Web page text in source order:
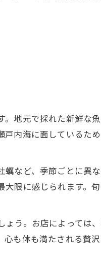
地元で採れた新鮮な
内海に面しているた
など、季節ごとに異
限に感じられます。
う。お店によっては
も体も満たされる贅沢